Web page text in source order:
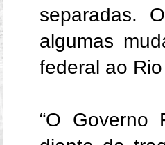
separadas.
algumas
federal ao
“O